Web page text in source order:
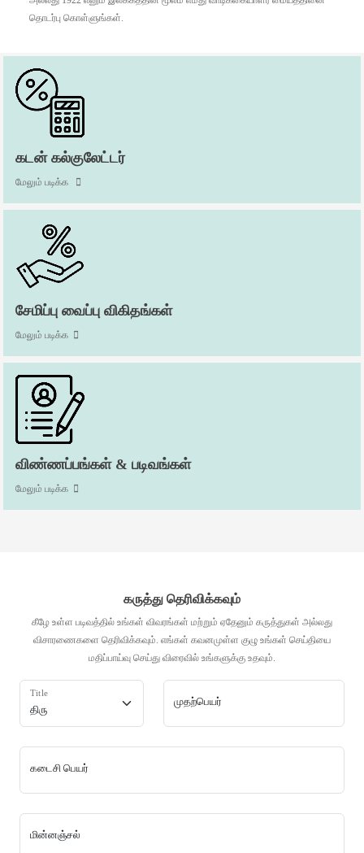
தொடர்பு கொள்ளுங்கள்.
கடன் கல்குலேட்டர்
மேலும் படிக்க
சேமிப்பு வைப்பு விகிதங்கள்
மேலும் படிக்க
விண்ணப்பங்கள் & படிவங்கள்
மேலும் படிக்க
கருத்து தெரிவிக்கவும்
கீழே உள்ள படிவத்தில் உங்கள் விவரங்கள் மற்றும் ஏதேனும் கருத்துகள் அல்லது
விசாரணைகளை தெரிவிக்கவும். எங்கள் கவனமுள்ள குழு உங்கள் செய்தியை
மதிப்பாய்வு செய்து விரைவில் உங்களுக்கு உதவும்.
Title
முதற்பெயர்
கடைசி பெயர்
மின்னஞ்சல்